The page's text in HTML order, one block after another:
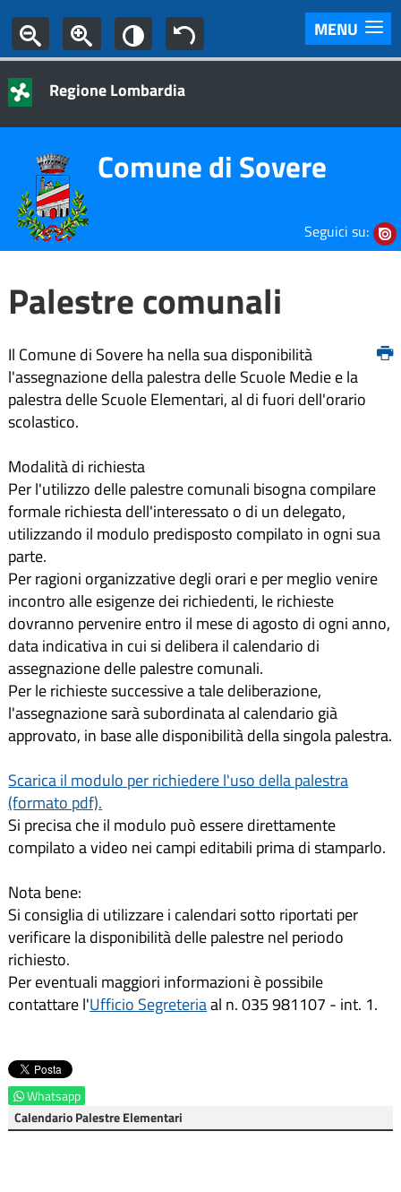
MENU
Regione Lombardia
Comune di Sovere
Seguici su:
Palestre comunali
Il Comune di Sovere ha nella sua disponibilità
l'assegnazione della palestra delle Scuole Medie e la
palestra delle Scuole Elementari, al di fuori dell'orario
scolastico.
Modalità di richiesta
Per l'utilizzo delle palestre comunali bisogna compilare
formale richiesta dell'interessato o di un delegato,
utilizzando il modulo predisposto compilato in ogni sua
parte.
Per ragioni organizzative degli orari e per meglio venire
incontro alle esigenze dei richiedenti, le richieste
dovranno pervenire entro il mese di agosto di ogni anno,
data indicativa in cui si delibera il calendario di
assegnazione delle palestre comunali.
Per le richieste successive a tale deliberazione,
l'assegnazione sarà subordinata al calendario già
approvato, in base alle disponibilità della singola palestra.
Scarica il modulo per richiedere l'uso della palestra
(formato pdf).
Si precisa che il modulo può essere direttamente
compilato a video nei campi editabili prima di stamparlo.
Nota bene:
Si consiglia di utilizzare i calendari sotto riportati per
verificare la disponibilità delle palestre nel periodo
richiesto.
Per eventuali maggiori informazioni è possibile
contattare l'Ufficio Segreteriaal n. 035 981107 - int. 1.
Whatsapp
Calendario Palestre Elementari